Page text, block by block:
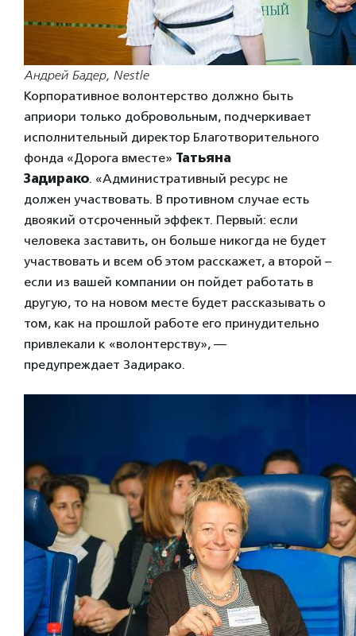
Андрей Бадер, Nestle
Корпоративное волонтерство должно быть
априори только добровольным, подчеркивает
исполнительный директор Благотворительного
фонда «Дорога вместе» Татьяна
Задирако. «Административный ресурс не
должен участвовать. В противном случае есть
двоякий отсроченный эффект. Первый: если
человека заставить, он больше никогда не будет
участвовать и всем об этом расскажет, а второй –
если из вашей компании он пойдет работать в
другую, то на новом месте будет рассказывать о
том, как на прошлой работе его принудительно
привлекали к «волонтерству», —
предупреждает Задирако.